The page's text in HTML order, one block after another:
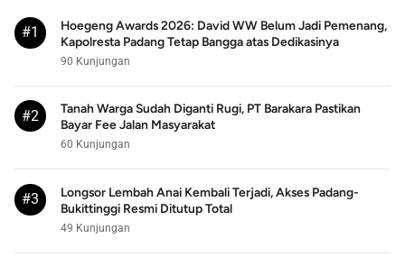
#1
Hoegeng Awards 2026: David WW Belum Jadi Pemenang,
Kapolresta Padang Tetap Bangga atas Dedikasinya
90 Kunjungan
#2
Tanah Warga Sudah Diganti Rugi, PT Barakara Pastikan
Bayar Fee Jalan Masyarakat
60 Kunjungan
#3
Longsor Lembah Anai Kembali Terjadi, Akses Padang-
Bukittinggi Resmi Ditutup Total
49 Kunjungan